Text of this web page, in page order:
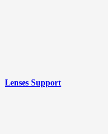
Lenses Support